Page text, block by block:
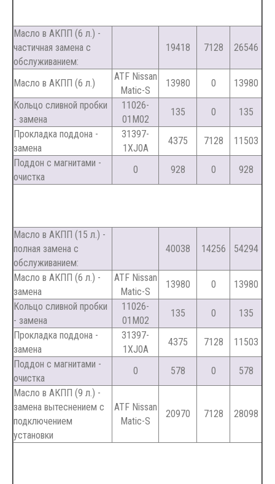
Масло в АКПП (6 л.) -
частичная замена с
обслуживанием:
19418 7128 26546
Масло в АКПП (6 л.)
ATF Nissan
Matic-S
13980 0
13980
Кольцо сливной пробки
- замена
11026-
01M02
135 0
135
Прокладка поддона -
замена
31397-
1XJ0A
4375 7128
11503
Поддон с магнитами -
очистка
0 928 0 928
Масло в АКПП (15 л.) -
полная замена с
обслуживанием:
40038 14256 54294
Масло в АКПП (6 л.) -
замена
ATF Nissan
Matic-S
13980 0
13980
Кольцо сливной пробки
- замена
11026-
01M02
135 0
135
Прокладка поддона -
замена
31397-
1XJ0A
4375 7128
11503
Поддон с магнитами -
очистка
0 578 0
578
Масло в АКПП (9 л.) -
замена вытеснением с
подключением
установки
ATF Nissan
Matic-S
20970 7128 28098